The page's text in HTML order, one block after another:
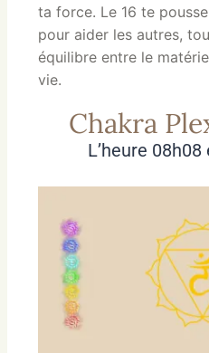
ta force. Le 16 te
pour aider les autres,
équilibre entre le
vie.
Chakra
L’heure